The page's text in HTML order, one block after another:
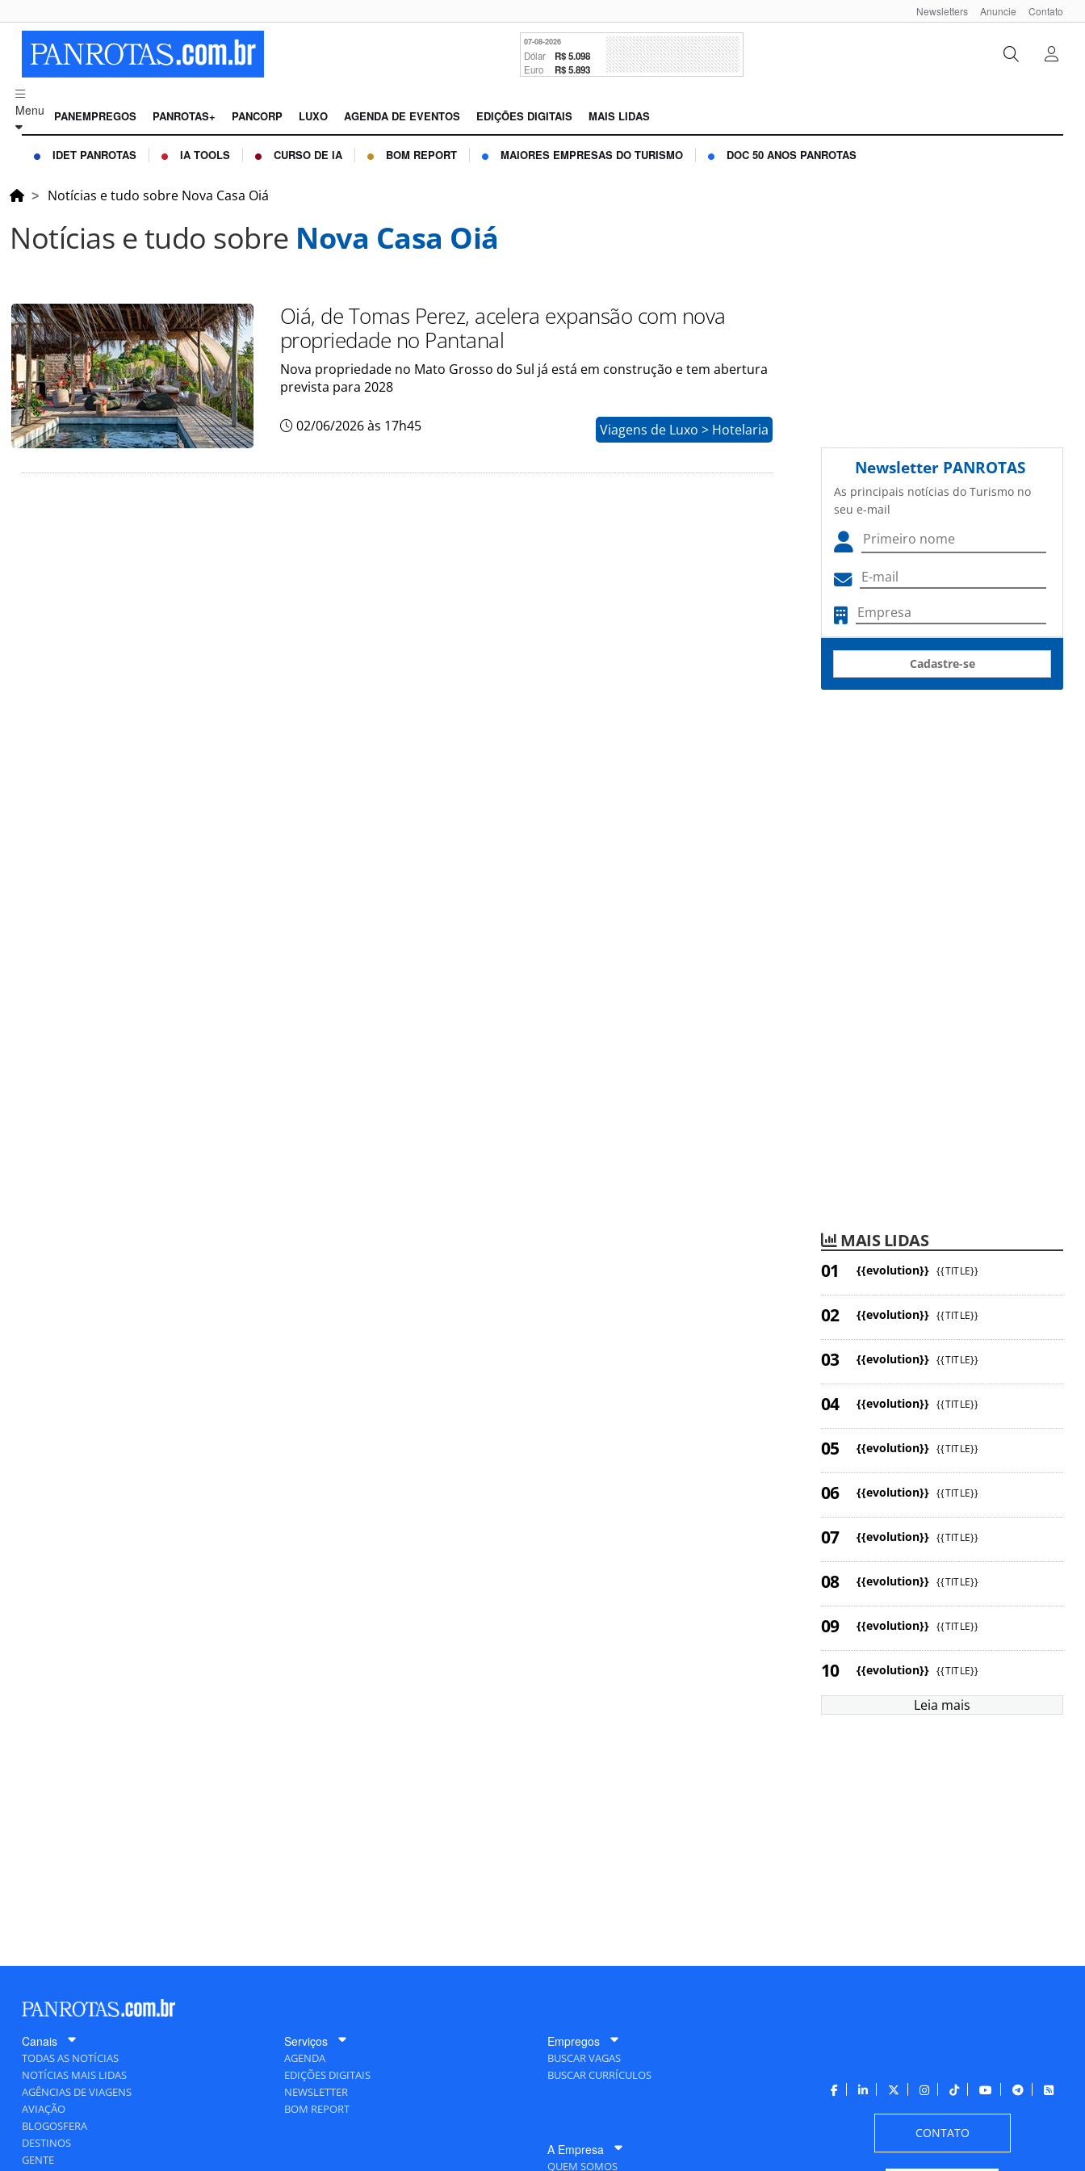
Newsletters Anuncie Contato
07-08-2026
Dólar R$ 5.098
Euro R$ 5.893
Menu PANEMPREGOS PANROTAS+ PANCORP LUXO AGENDA DE EVENTOS EDIÇÕES DIGITAIS MAIS LIDAS
IDET PANROTAS IA TOOLS CURSO DE IA BOM REPORT MAIORES EMPRESAS DO TURISMO DOC 50 ANOS PANROTAS
Notícias e tudo sobre Nova Casa Oiá
Notícias e tudo sobre Nova Casa Oiá
Oiá, de Tomas Perez, acelera expansão com nova
propriedade no Pantanal
Nova propriedade no Mato Grosso do Sul já está em construção e tem abertura
prevista para 2028
02/06/2026 às 17h45 Viagens de Luxo > Hotelaria
Newsletter PANROTAS
As principais notícias do Turismo no
seu e-mail
Cadastre-se
MAIS LIDAS
{{evolution}} {{TITLE}}
{{evolution}} {{TITLE}}
{{evolution}} {{TITLE}}
{{evolution}} {{TITLE}}
{{evolution}} {{TITLE}}
{{evolution}} {{TITLE}}
{{evolution}} {{TITLE}}
{{evolution}} {{TITLE}}
{{evolution}} {{TITLE}}
{{evolution}} {{TITLE}}
Leia mais
Canais
TODAS AS NOTÍCIAS
NOTÍCIAS MAIS LIDAS
AGÊNCIAS DE VIAGENS
AVIAÇÃO
BLOGOSFERA
DESTINOS
GENTE
Serviços
AGENDA
EDIÇÕES DIGITAIS
NEWSLETTER
BOM REPORT
Empregos
BUSCAR VAGAS
BUSCAR CURRÍCULOS
A Empresa
QUEM SOMOS
CONTATO